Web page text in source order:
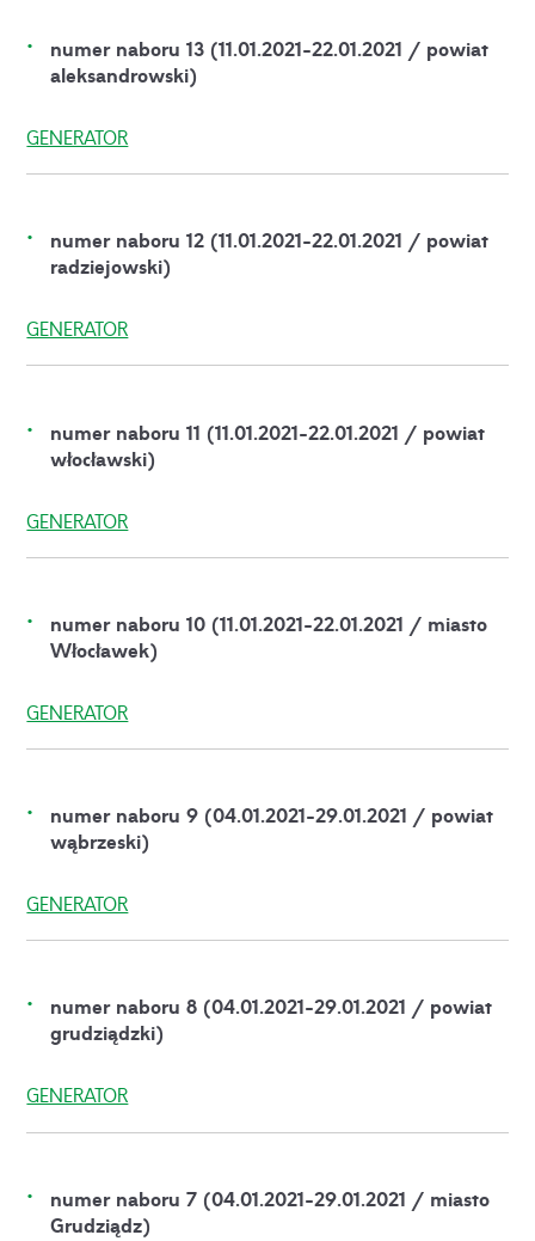
numer naboru 13 (11.01.2021-22.01.2021 / powiat
aleksandrowski)
GENERATOR
numer naboru 12 (11.01.2021-22.01.2021 / powiat
radziejowski)
GENERATOR
numer naboru 11 (11.01.2021-22.01.2021 / powiat
włocławski)
GENERATOR
numer naboru 10 (11.01.2021-22.01.2021 / miasto
Włocławek)
GENERATOR
numer naboru 9 (04.01.2021-29.01.2021 / powiat
wąbrzeski)
GENERATOR
numer naboru 8 (04.01.2021-29.01.2021 / powiat
grudziądzki)
GENERATOR
numer naboru 7 (04.01.2021-29.01.2021 / miasto
Grudziądz)